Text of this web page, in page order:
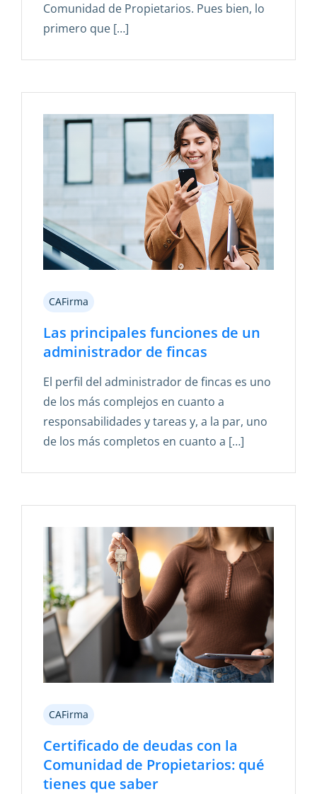
Comunidad de Propietarios. Pues bien, lo
primero que […]
CAFirma
Las principales funciones de un
administrador de fincas
El perfil del administrador de fincas es uno
de los más complejos en cuanto a
responsabilidades y tareas y, a la par, uno
de los más completos en cuanto a […]
CAFirma
Certificado de deudas con la
Comunidad de Propietarios: qué
tienes que saber